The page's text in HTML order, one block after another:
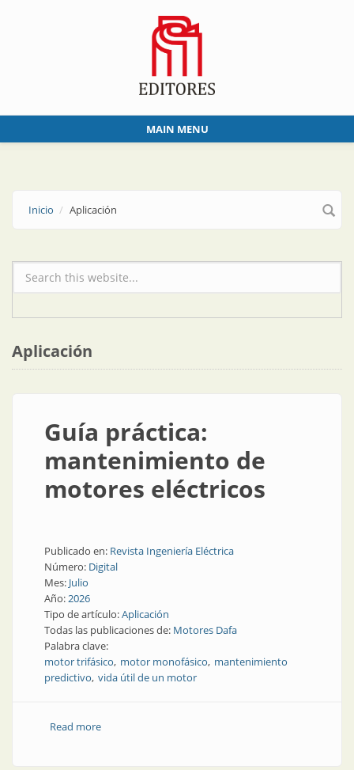
MAIN MENU
Inicio Aplicación
Formulario de búsqueda
Aplicación
Guía práctica:
mantenimiento de
motores eléctricos
Publicado en: Revista Ingeniería Eléctrica
Número: Digital
Mes: Julio
Año:2026
Tipo de artículo:Aplicación
Todas las publicaciones de: Motores Dafa
Palabra clave:
motor trifásico motor monofásico mantenimiento
predictivo vida útil de un motor
Read moreabout Guía práctica: mantenimiento de motores